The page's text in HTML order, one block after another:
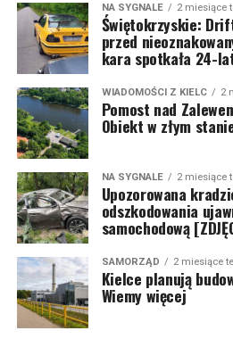
NA SYGNALE 2 miesiące
Świętokrzyskie:
przed
kara spotkała 24-
WIADOMOŚCI Z KIELC 2
Pomost nad
Obiekt w złym
NA SYGNALE 2 miesiące
Upozorowana
odszkodowania
samochodową
SAMORZĄD 2 miesiące
Kielce planują
Wiemy więcej